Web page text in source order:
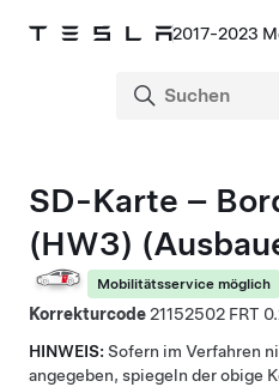
2017-2023
SD-Karte –
(HW3)
Mobilitätsservice möglich
Korrekturcode21152502
HINWEIS: Sofern im Verfahren
angegeben, spiegeln der obige